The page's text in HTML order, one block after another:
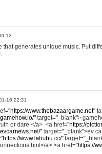
that generates unique music. Put
16 22:31
https://www.thebazaargame.net"
" target="_blank">
or dare </a> <a href="https://
" target="_blank">ev
https://www.labubu.cc/"
hint</a> <a href="https://